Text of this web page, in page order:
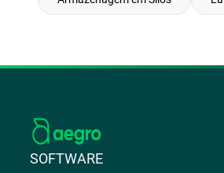
SOFTWARE